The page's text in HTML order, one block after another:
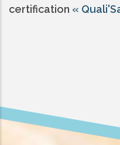
certification «